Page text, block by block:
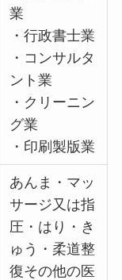
業
・行政書士業
・コンサルタ
ント業
・クリーニン
グ業
・印刷製版業
あんま・マッ
サージ又は指
圧・はり・き
ゅう・柔道整
復その他の医